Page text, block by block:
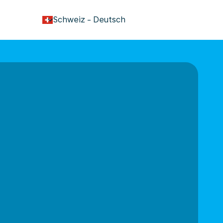
Schweiz - Deutsch
keyboard_arrow_down